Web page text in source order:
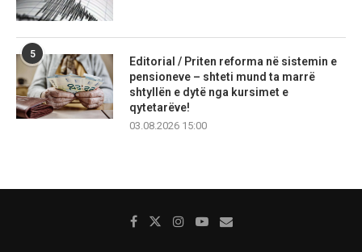
5
Editorial / Priten reforma në sistemin e
pensioneve – shteti mund ta marrë
shtyllën e dytë nga kursimet e
qytetarëve!
03.08.2026 15:00